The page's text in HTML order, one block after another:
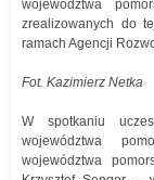
województwa
zrealizowanych do
ramach Agencji
Fot. Kazimierz Netka
W spotkaniu
województwa
województwa